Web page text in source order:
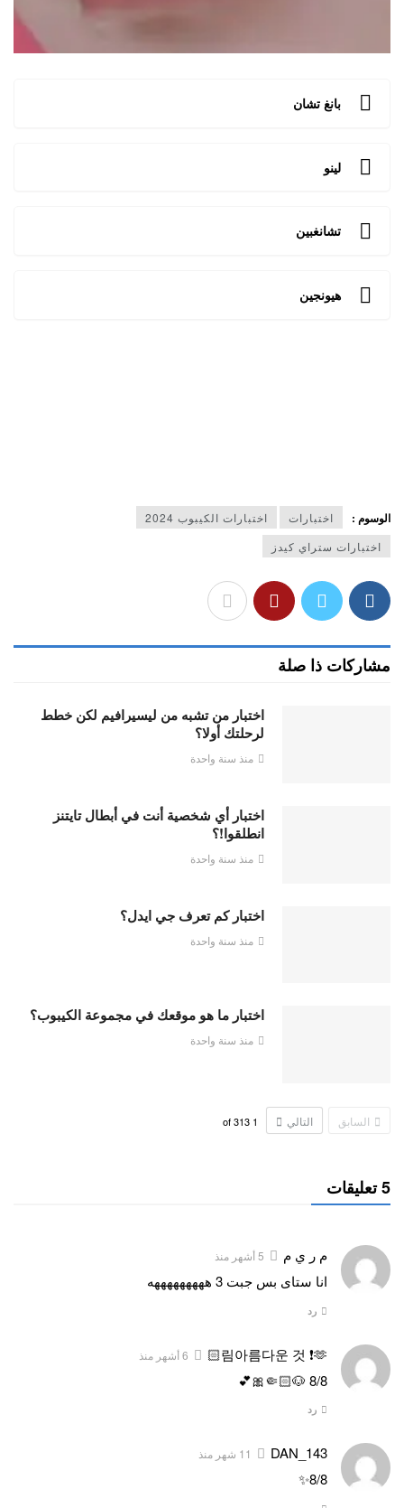
بانغ تشان
لينو
تشانغبين
هيونجين
الوسوم : اختبارات
اختبارات الكيبوب 2024
اختبارات ستراي كيدز
مشاركات ذا صلة
اختبار من تشبه من ليسيرافيم لكن خطط
لرحلتك أولا؟
منذ سنة واحدة
اختبار أي شخصية أنت في أبطال تايتنز
انطلقوا!؟
منذ سنة واحدة
اختبار كم تعرف جي ايدل؟
منذ سنة واحدة
اختبار ما هو موقعك في مجموعة الكيبوب؟
منذ سنة واحدة
السابق التالي 1
313
5 تعليقات
م ر ي م 5 أشهر منذ
انا ستاى بس جبت 3 هههههههههه
رد
림아름다운 것 ❗🫶🏻 6 أشهر منذ
8/8 🐶🤏🏻🎀💕
رد
DAN_143 11 شهر منذ
8/8✨